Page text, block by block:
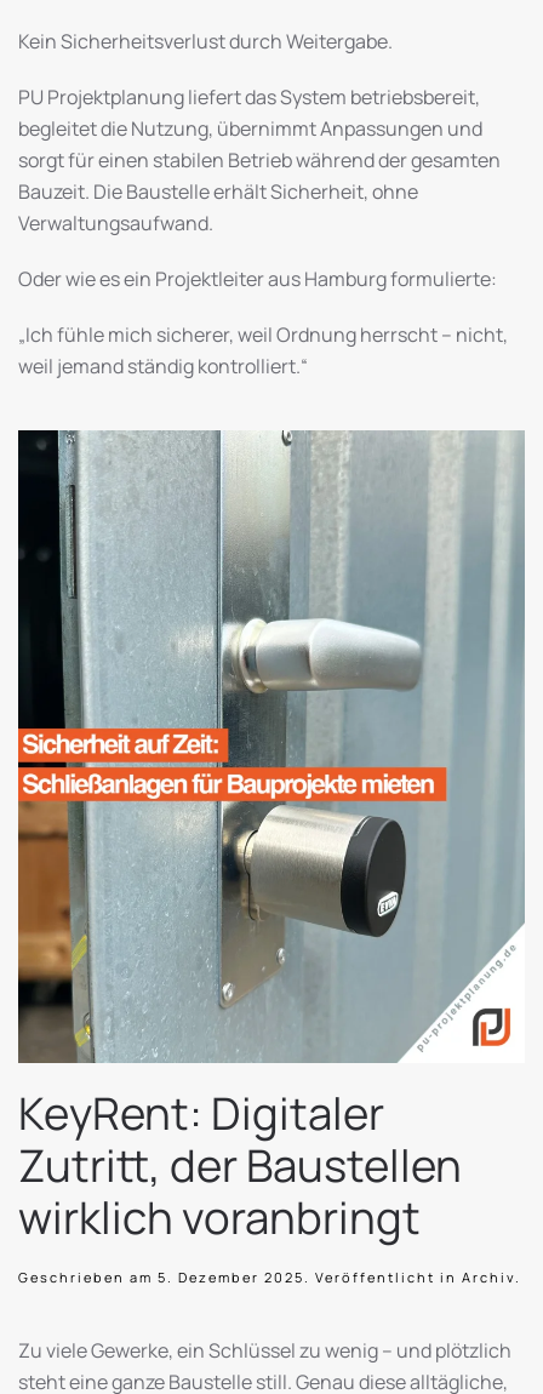
Kein Sicherheitsverlust durch Weitergabe.
PU Projektplanung liefert das System betriebsbereit,
begleitet die Nutzung, übernimmt Anpassungen und
sorgt für einen stabilen Betrieb während der gesamten
Bauzeit. Die Baustelle erhält Sicherheit, ohne
Verwaltungsaufwand.
Oder wie es ein Projektleiter aus Hamburg formulierte:
„Ich fühle mich sicherer, weil Ordnung herrscht – nicht,
weil jemand ständig kontrolliert.“
KeyRent: Digitaler
Zutritt, der Baustellen
wirklich voranbringt
Geschrieben am 5. Dezember 2025 . Veröffentlicht in Archiv.
Zu viele Gewerke, ein Schlüssel zu wenig – und plötzlich
steht eine ganze Baustelle still. Genau diese alltägliche,